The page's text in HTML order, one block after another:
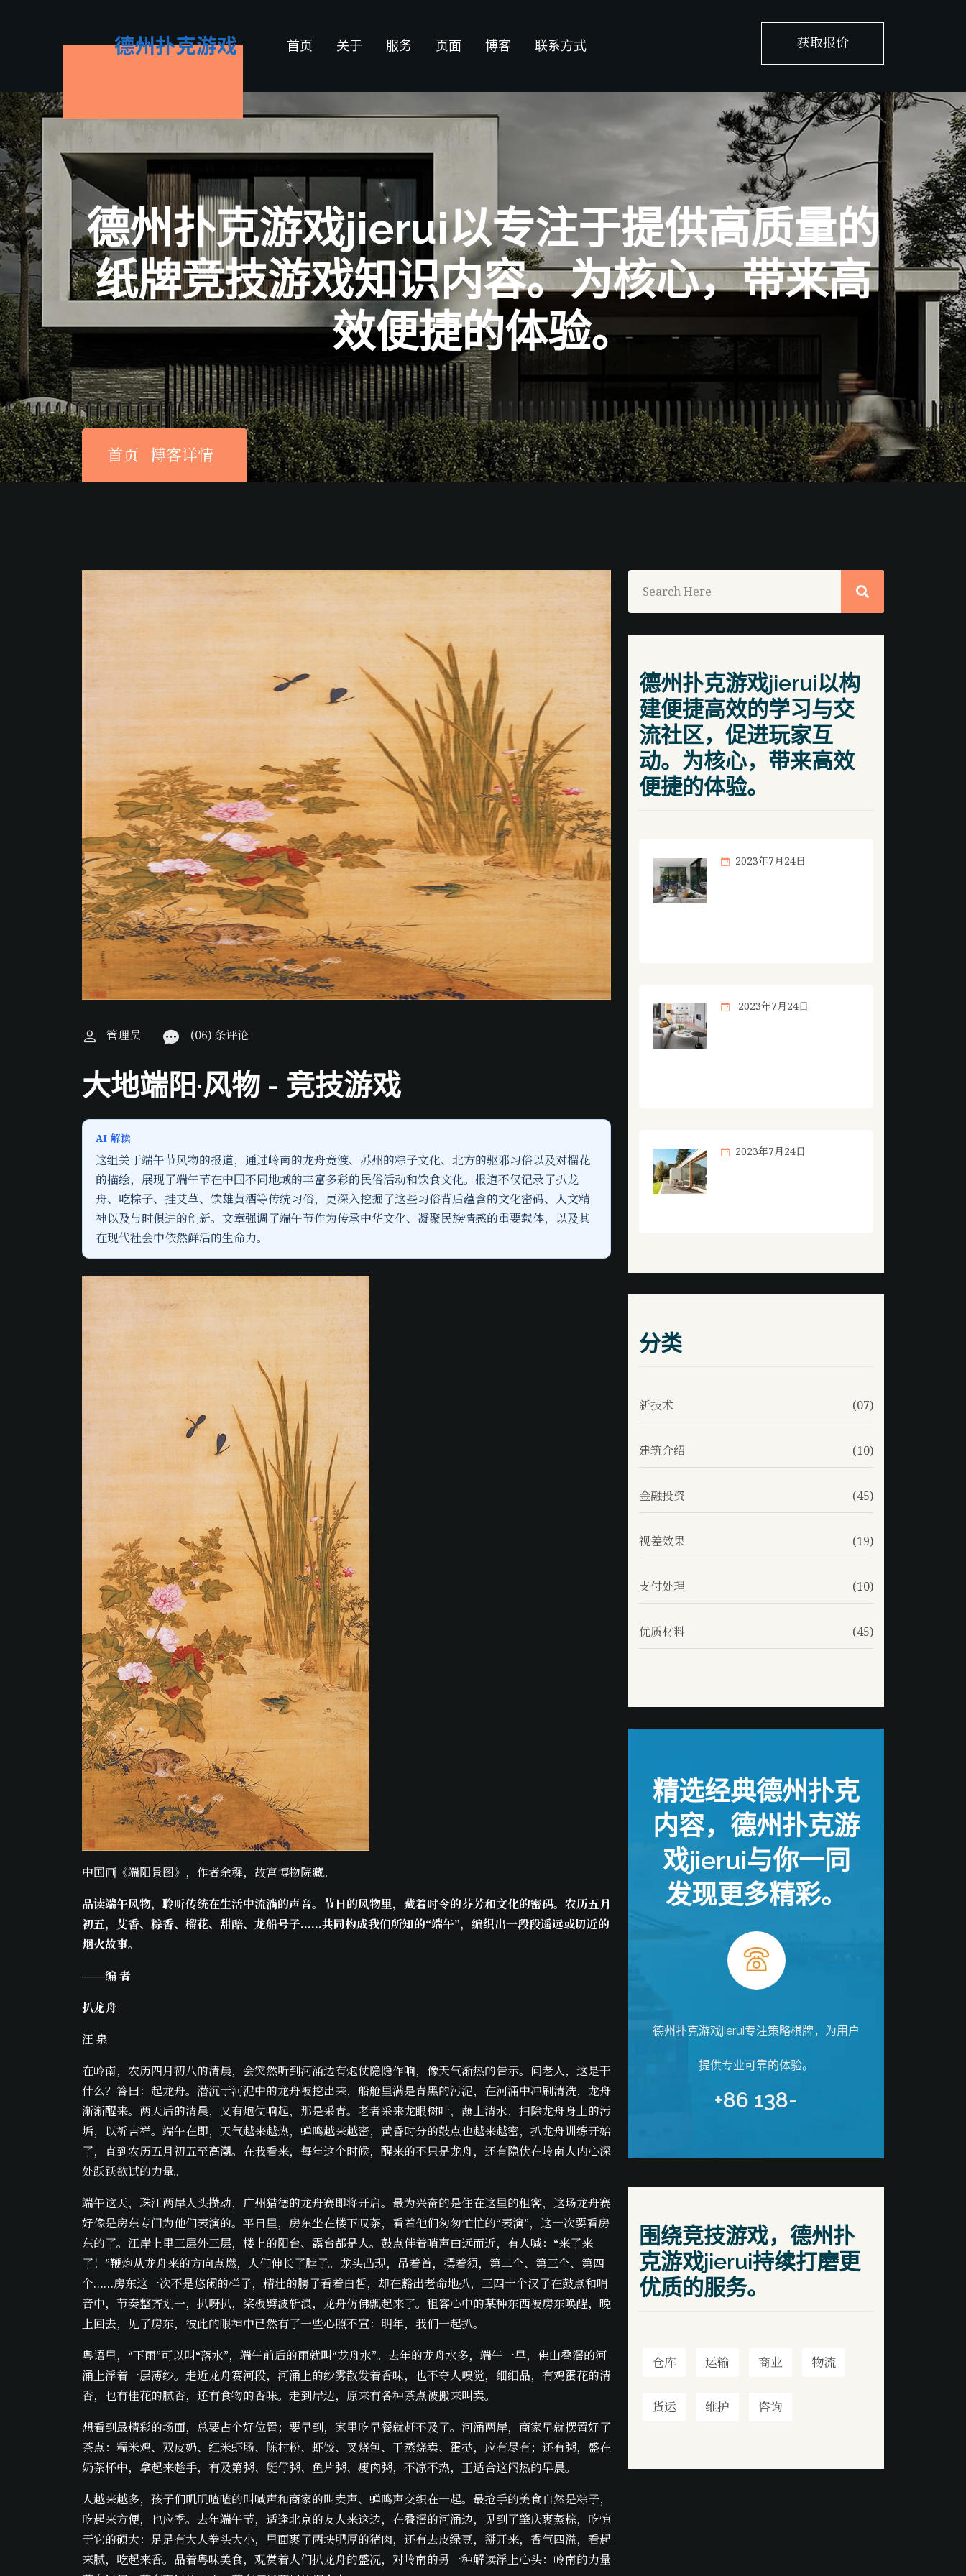
首页 关于 服务 页面 博客 联系方式 获取报价
德州扑克游戏jierui以专注于提供高质量的
纸牌竞技游戏知识内容。为核心，带来高
效便捷的体验。
首页 博客详情
管理员 (06) 条评论
大地端阳·风物 - 竞技游戏
AI 解读
这组关于端午节风物的报道，通过岭南的龙舟竞渡、苏州的粽子文化、北方的驱邪习俗以及对榴花
的描绘，展现了端午节在中国不同地域的丰富多彩的民俗活动和饮食文化。报道不仅记录了扒龙
舟、吃粽子、挂艾草、饮雄黄酒等传统习俗，更深入挖掘了这些习俗背后蕴含的文化密码、人文精
神以及与时俱进的创新。文章强调了端午节作为传承中华文化、凝聚民族情感的重要载体，以及其
在现代社会中依然鲜活的生命力。
中国画《端阳景图》，作者余穉，故宫博物院藏。
品读端午风物，聆听传统在生活中流淌的声音。节日的风物里，藏着时令的芬芳和文化的密码。农历五月
初五，艾香、粽香、榴花、甜醅、龙船号子……共同构成我们所知的“端午”，编织出一段段遥远或切近的
烟火故事。
——编 者
扒龙舟
汪 泉
在岭南，农历四月初八的清晨，会突然听到河涌边有炮仗隐隐作响，像天气渐热的告示。问老人，这是干
什么？答曰：起龙舟。潜沉于河泥中的龙舟被挖出来，船舱里满是青黑的污泥，在河涌中冲刷清洗，龙舟
渐渐醒来。两天后的清晨，又有炮仗响起，那是采青。老者采来龙眼树叶，蘸上清水，扫除龙舟身上的污
垢，以祈吉祥。端午在即，天气越来越热，蝉鸣越来越密，黄昏时分的鼓点也越来越密，扒龙舟训练开始
了，直到农历五月初五至高潮。在我看来，每年这个时候，醒来的不只是龙舟，还有隐伏在岭南人内心深
处跃跃欲试的力量。
端午这天，珠江两岸人头攒动，广州猎德的龙舟赛即将开启。最为兴奋的是住在这里的租客，这场龙舟赛
好像是房东专门为他们表演的。平日里，房东坐在楼下叹茶，看着他们匆匆忙忙的“表演”，这一次要看房
东的了。江岸上里三层外三层，楼上的阳台、露台都是人。鼓点伴着哨声由远而近，有人喊：“来了来
了！”鞭炮从龙舟来的方向点燃，人们伸长了脖子。龙头凸现，昂着首，摆着须，第二个、第三个、第四
个……房东这一次不是悠闲的样子，精壮的膀子看着白皙，却在豁出老命地扒，三四十个汉子在鼓点和哨
音中，节奏整齐划一，扒呀扒，桨板劈波斩浪，龙舟仿佛飘起来了。租客心中的某种东西被房东唤醒，晚
上回去，见了房东，彼此的眼神中已然有了一些心照不宣：明年，我们一起扒。
粤语里，“下雨”可以叫“落水”，端午前后的雨就叫“龙舟水”。去年的龙舟水多，端午一早，佛山叠滘的河
涌上浮着一层薄纱。走近龙舟赛河段，河涌上的纱雾散发着香味，也不夺人嗅觉，细细品，有鸡蛋花的清
香，也有桂花的腻香，还有食物的香味。走到岸边，原来有各种茶点被搬来叫卖。
想看到最精彩的场面，总要占个好位置；要早到，家里吃早餐就赶不及了。河涌两岸，商家早就摆置好了
茶点：糯米鸡、双皮奶、红米虾肠、陈村粉、虾饺、叉烧包、干蒸烧卖、蛋挞，应有尽有；还有粥，盛在
奶茶杯中，拿起来趁手，有及第粥、艇仔粥、鱼片粥、瘦肉粥，不凉不热，正适合这闷热的早晨。
人越来越多，孩子们叽叽喳喳的叫喊声和商家的叫卖声、蝉鸣声交织在一起。最抢手的美食自然是粽子，
吃起来方便，也应季。去年端午节，适逢北京的友人来这边，在叠滘的河涌边，见到了肇庆裹蒸粽，吃惊
于它的硕大：足足有大人拳头大小，里面裹了两块肥厚的猪肉，还有去皮绿豆，掰开来，香气四溢，看起
来腻，吃起来香。品着粤味美食，观赏着人们扒龙舟的盛况，对岭南的另一种解读浮上心头：岭南的力量
德州扑克游戏jierui以构
建便捷高效的学习与交
流社区，促进玩家互
动。为核心，带来高效
便捷的体验。
2023年7月24日
2023年7月24日
2023年7月24日
分类
新技术 (07)
建筑介绍 (10)
金融投资 (45)
视差效果 (19)
支付处理 (10)
优质材料 (45)
精选经典德州扑克
内容，德州扑克游
戏jierui与你一同
发现更多精彩。
德州扑克游戏jierui专注策略棋牌，为用户
提供专业可靠的体验。
+86 138-
围绕竞技游戏，德州扑
克游戏jierui持续打磨更
优质的服务。
仓库 运输 商业 物流
货运 维护 咨询